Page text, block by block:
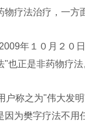
物疗法治疗，一
年１０月２０
"也正是非药物疗法
户称之为"伟大发
因为樊字疗法不